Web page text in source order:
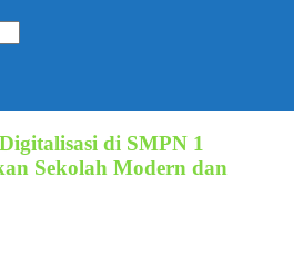
di SMPN 1
Sekolah Modern dan